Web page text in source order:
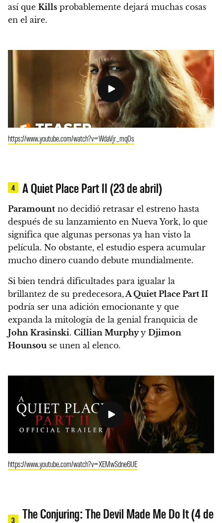
así que Kills probablemente dejará muchas cosas
en el aire.
https://www.youtube.com/watch?v=WdaVjr_mq0s
4 A Quiet Place Part II (23 de abril)
Paramount no decidió retrasar el estreno hasta
después de su lanzamiento en Nueva York, lo que
significa que algunas personas ya han visto la
película. No obstante, el estudio espera acumular
mucho dinero cuando debute mundialmente.
Si bien tendrá dificultades para igualar la
brillantez de su predecesora,A Quiet Place Part II
podría ser una adición emocionante y que
expanda la mitología de la genial franquicia de
John Krasinski. Cillian Murphyy Djimon
Hounsouse unen al elenco.
https://www.youtube.com/watch?v=XEMwSdne6UE
3
The Conjuring: The Devil Made Me Do It (4 de